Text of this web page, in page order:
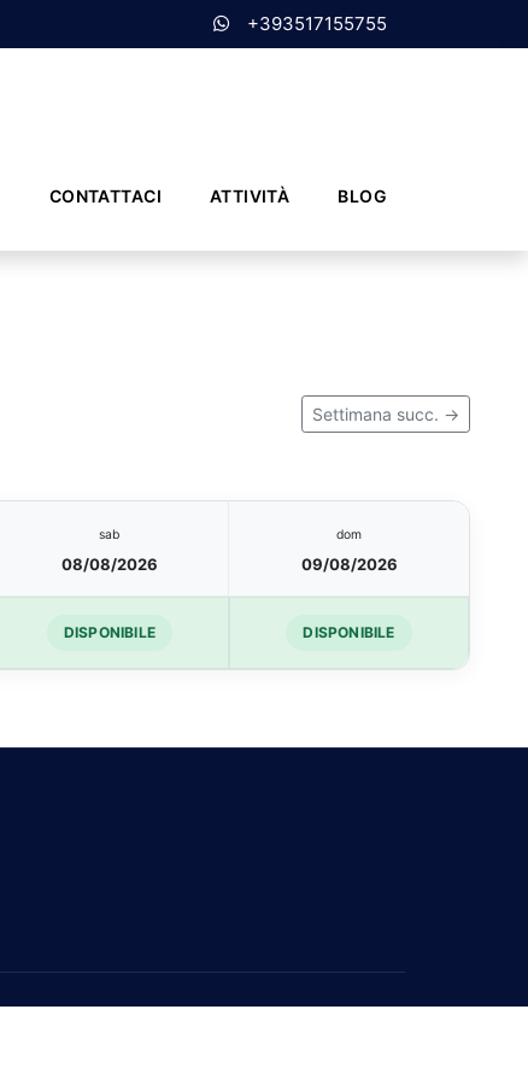
+393517155755
CONTATTACI ATTIVITÀ BLOG
Settimana succ. →
sab
08/08/2026
dom
09/08/2026
DISPONIBILE DISPONIBILE